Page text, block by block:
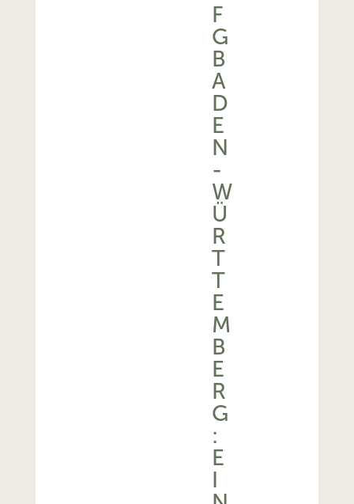
F
G
B
A
D
E
N
-
W
Ü
R
T
T
E
M
B
E
R
G
:
E
I